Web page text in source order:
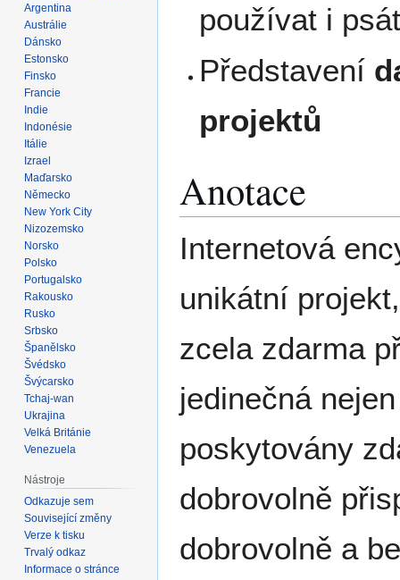
používat i
Představení
projektů
Anotace
Internetová
unikátní
zcela zdarma
jedinečná
poskytovány
dobrovolně
dobrovolně a
Argentina
Austrálie
Dánsko
Estonsko
Finsko
Francie
Indie
Indonésie
Itálie
Izrael
Maďarsko
Německo
New York City
Nizozemsko
Norsko
Polsko
Portugalsko
Rakousko
Rusko
Srbsko
Španělsko
Švédsko
Švýcarsko
Tchaj-wan
Ukrajina
Velká Británie
Venezuela
Nástroje
Odkazuje sem
Související změny
Verze k tisku
Trvalý odkaz
Informace o stránce